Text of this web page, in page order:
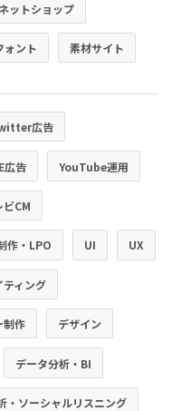
ットショップ
ォント 素材サイト
広告
広告 YouTube運用
ビCM
作・LPO UI UX
ィング
制作 デザイン
データ分析・BI
・ソーシャルリスニング